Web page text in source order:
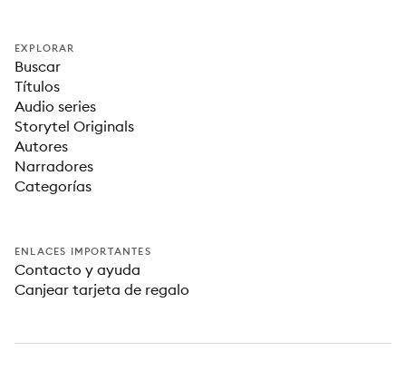
EXPLORAR
Buscar
Títulos
Audio series
Storytel Originals
Autores
Narradores
Categorías
ENLACES IMPORTANTES
Contacto y ayuda
Canjear tarjeta de regalo